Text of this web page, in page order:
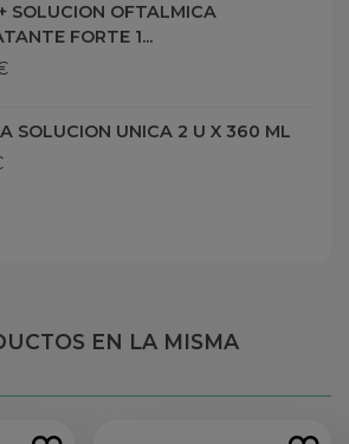
SOLUCION OFTALMICA
FORTE 1...
SOLUCION UNICA 2 U X 360 ML
EN LA MISMA